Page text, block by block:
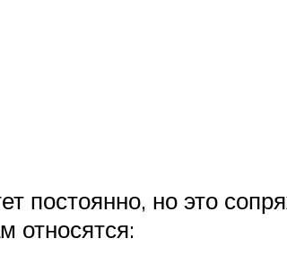
постоянно, но это
относятся: